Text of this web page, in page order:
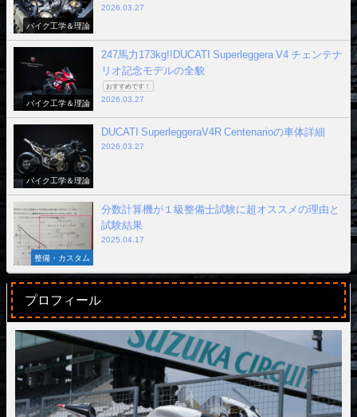
バイク工学＆理論
2026.03.27
バイク工学＆理論
247馬力173kg!!DUCATI Superleggera V4 チェンテナ
リオ記念モデルの全貌
おすすめです！
2026.03.27
バイク工学＆理論
DUCATI SuperleggeraV4R Centenarioの車体詳細
2026.03.27
整備・カスタム
分数計算機が１級整備士試験に超オススメの理由と
試験結果
2025.04.17
プロフィール